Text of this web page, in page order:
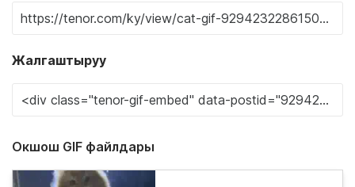
Жалгаштыруу
Окшош GIF файлдары